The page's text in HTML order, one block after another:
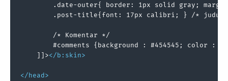
.date-outer{ border: 1px solid gray;
.post-title{font: 17px calibri; } /* judul
        /* Komentar */
#comments {background : #454545; color :
    ]]>
</b:skin>
</head>